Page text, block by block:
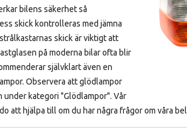
bilens säkerhet så
skick kontrolleras med jämna
skick är viktigt att
på moderna bilar ofta blir
självklart även en
Observera att glödlampor
kategori "Glödlampor". Vår
att hjälpa till om du har några frågor om våra